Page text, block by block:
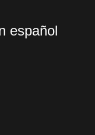
español